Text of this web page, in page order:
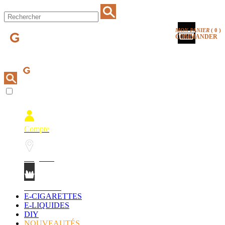
MON PANIER ( 0 )
COMMANDER
Compte
E-CIGARETTES
E-LIQUIDES
DIY
NOUVEAUTÉS